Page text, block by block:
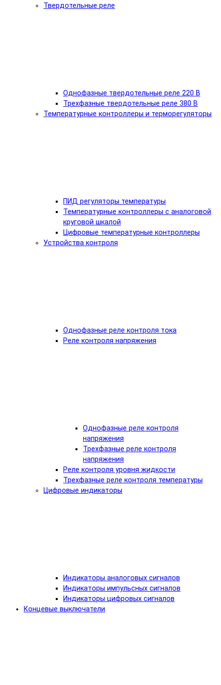
Твердотельные реле
Однофазные твердотельные реле 220 В
Трехфазные твердотельные реле 380 В
Температурные контроллеры и терморегуляторы
ПИД регуляторы температуры
Температурные контроллеры с аналоговой
круговой шкалой
Цифровые температурные контроллеры
Устройства контроля
Однофазные реле контроля тока
Реле контроля напряжения
Однофазные реле контроля
напряжения
Трехфазные реле контроля
напряжения
Реле контроля уровня жидкости
Трехфазные реле контроля температуры
Цифровые индикаторы
Индикаторы аналоговых сигналов
Индикаторы импульсных сигналов
Индикаторы цифровых сигналов
Концевые выключатели